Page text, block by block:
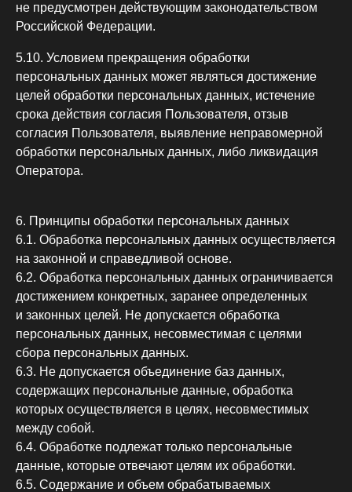
не предусмотрен действующим законодательством
Российской Федерации.
5.10. Условием прекращения обработки
персональных данных может являться достижение
целей обработки персональных данных, истечение
срока действия согласия Пользователя, отзыв
согласия Пользователя, выявление неправомерной
обработки персональных данных, либо ликвидация
Оператора.
6. Принципы обработки персональных данных
6.1. Обработка персональных данных осуществляется
на законной и справедливой основе.
6.2. Обработка персональных данных ограничивается
достижением конкретных, заранее определенных
и законных целей. Не допускается обработка
персональных данных, несовместимая с целями
сбора персональных данных.
6.3. Не допускается объединение баз данных,
содержащих персональные данные, обработка
которых осуществляется в целях, несовместимых
между собой.
6.4. Обработке подлежат только персональные
данные, которые отвечают целям их обработки.
6.5. Содержание и объем обрабатываемых